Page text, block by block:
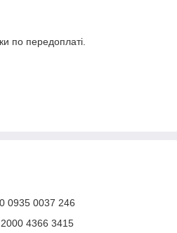
по передоплаті.
0935 0037 246
4366 3415